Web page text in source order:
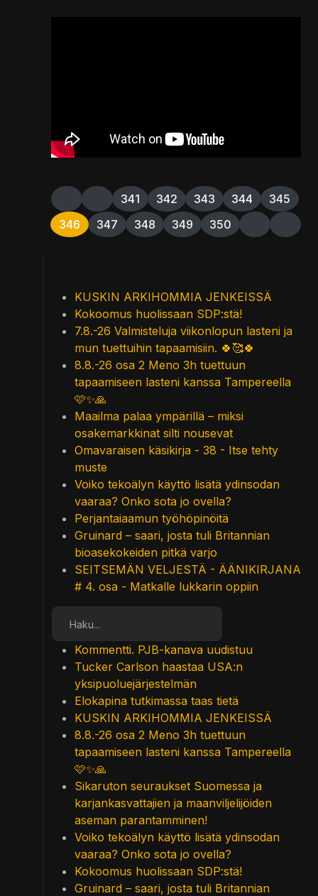
341 342 343 344
345
346
347 348 349 350
KUSKIN ARKIHOMMIA JENKEISSÄ
Kokoomus huolissaan SDP:stä!
7.8.-26 Valmisteluja viikonlopun lasteni ja
mun tuettuihin tapaamisiin. 🍀🥰🍀
8.8.-26 osa 2 Meno 3h tuettuun
tapaamiseen lasteni kanssa Tampereella
🩷✨🙏
Maailma palaa ympärillä – miksi
osakemarkkinat silti nousevat
Omavaraisen käsikirja - 38 - Itse tehty
muste
Voiko tekoälyn käyttö lisätä ydinsodan
vaaraa? Onko sota jo ovella?
Perjantaiaamun työhöpinöitä
Gruinard – saari, josta tuli Britannian
bioasekokeiden pitkä varjo
SEITSEMÄN VELJESTÄ - ÄÄNIKIRJANA
# 4. osa - Matkalle lukkarin oppiin
Kommentti. PJB-kanava uudistuu
Tucker Carlson haastaa USA:n
yksipuoluejärjestelmän
Elokapina tutkimassa taas tietä
KUSKIN ARKIHOMMIA JENKEISSÄ
8.8.-26 osa 2 Meno 3h tuettuun
tapaamiseen lasteni kanssa Tampereella
🩷✨🙏
Sikaruton seuraukset Suomessa ja
karjankasvattajien ja maanviljelijöiden
aseman parantamminen!
Voiko tekoälyn käyttö lisätä ydinsodan
vaaraa? Onko sota jo ovella?
Kokoomus huolissaan SDP:stä!
Gruinard – saari, josta tuli Britannian